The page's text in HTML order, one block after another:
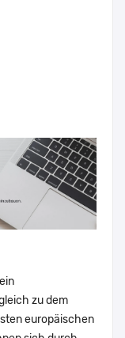
zu dem
europäischen